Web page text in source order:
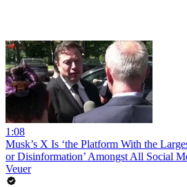
1:08
Musk’s X Is ‘the Platform With the
or Disinformation’ Amongst All Social
Veuer